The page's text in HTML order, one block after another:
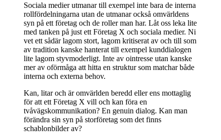
Sociala medier utmanar till exempel inte bara de interna
rollfördelningarna utan de utmanar också omvärldens
syn på ett företag och de roller man har. Låt oss leka lite
med tanken på just ett Företag X och sociala medier. Ni
vet ett sådär lagom stort, lagom kritiserat av och till som
av tradition kanske hanterat till exempel kunddialogen
lite lagom styvmoderligt. Inte av ointresse utan kanske
mer av oförmåga att hitta en struktur som matchar både
interna och externa behov.
Kan, litar och är omvärlden beredd eller ens mottaglig
för att ett Företag X vill och kan föra en
tvåvägskommunikation? En genuin dialog. Kan man
förändra sin syn på storföretag som det finns
schablonbilder av?